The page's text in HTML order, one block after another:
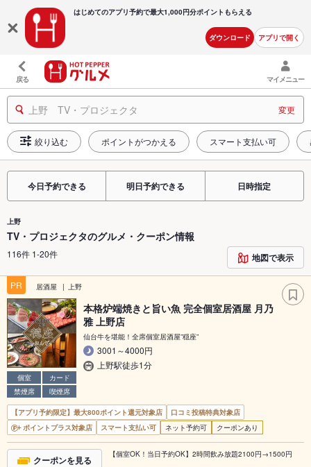
はじめてのアプリ予約で最大1,000円分ポイントもらえる
ダウンロード アプリで開く
戻る マイメニュー
上野 TV・プロジェクタ 変更
絞り込む ポイントがつかえる スマート支払い可
今日予約できる 明日予約できる 日時指定
上野
TV・プロジェクタのグルメ・クーポン情報
116件 1-20件 地図で表示
PR 居酒屋 上野
個室
カード
禁煙席
喫煙席
本格炉端焼きと旨い魚 完全個室居酒屋 月乃
雅 上野店
仙台牛を堪能！全席個室居酒屋”穏座”
3001～4000円
上野駅徒歩1分
【アプリ予約限定】最大800ポイント還元対象店
口コミ投稿特典対象店
ポイントプラス対象店
スマート支払い可 ネット予約可 クーポンあり
クーポンを見る 【個室OK！当日予約OK】2時間飲み放題2100円→1500円